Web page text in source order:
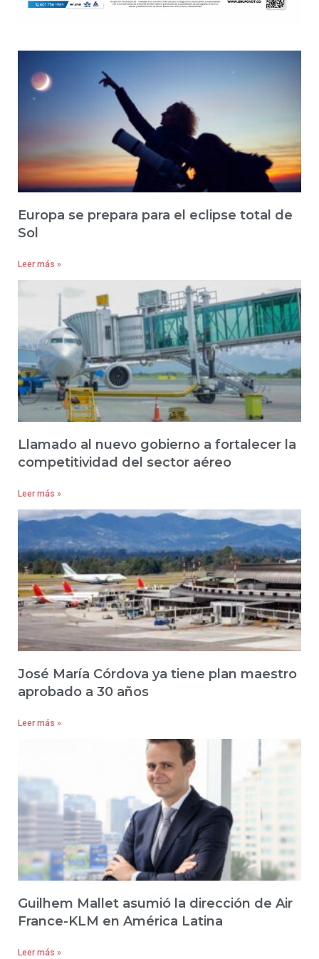
Europa se prepara para el eclipse total de
Sol
Leer más »
Llamado al nuevo gobierno a fortalecer la
competitividad del sector aéreo
Leer más »
José María Córdova ya tiene plan maestro
aprobado a 30 años
Leer más »
Guilhem Mallet asumió la dirección de Air
France-KLM en América Latina
Leer más »